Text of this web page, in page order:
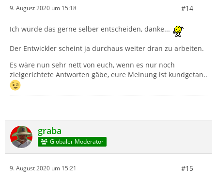
9. August 2020 um 15:18 #14
Ich würde das gerne selber entscheiden, danke...
Der Entwickler scheint ja durchaus weiter dran zu arbeiten.
Es wäre nun sehr nett von euch, wenn es nur noch
zielgerichtete Antworten gäbe, eure Meinung ist kundgetan..
graba
Globaler Moderator
9. August 2020 um 15:21 #15